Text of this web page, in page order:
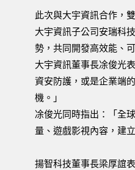
此次與大宇資訊合作，
大宇資訊子公司安瑞科
勢，共同開發高效能、
大宇資訊董事長凃俊光
資安防護，或是企業端
機。」
凃俊光同時指出：「全
量、遊戲影視內容，建
揚智科技董事長梁厚誼